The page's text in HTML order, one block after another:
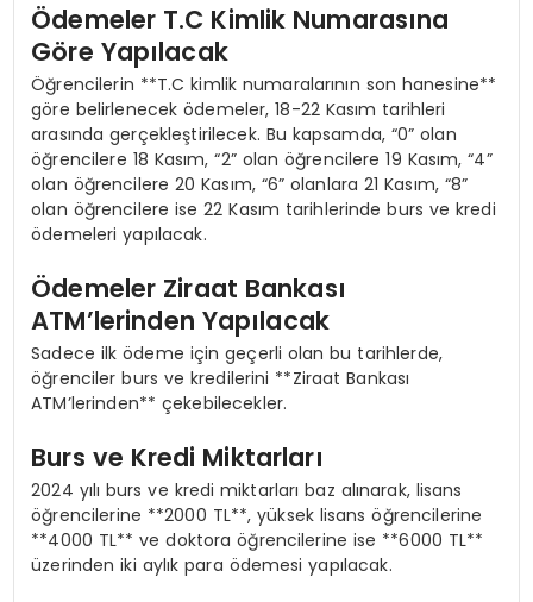
Ödemeler T.C Kimlik Numarasına
Göre Yapılacak
Öğrencilerin **T.C kimlik numaralarının son hanesine**
göre belirlenecek ödemeler, 18-22 Kasım tarihleri
arasında gerçekleştirilecek. Bu kapsamda, “0” olan
öğrencilere 18 Kasım, “2” olan öğrencilere 19 Kasım, “4”
olan öğrencilere 20 Kasım, “6” olanlara 21 Kasım, “8”
olan öğrencilere ise 22 Kasım tarihlerinde burs ve kredi
ödemeleri yapılacak.
Ödemeler Ziraat Bankası
ATM’lerinden Yapılacak
Sadece ilk ödeme için geçerli olan bu tarihlerde,
öğrenciler burs ve kredilerini **Ziraat Bankası
ATM’lerinden** çekebilecekler.
Burs ve Kredi Miktarları
2024 yılı burs ve kredi miktarları baz alınarak, lisans
öğrencilerine **2000 TL**, yüksek lisans öğrencilerine
**4000 TL** ve doktora öğrencilerine ise **6000 TL**
üzerinden iki aylık para ödemesi yapılacak.